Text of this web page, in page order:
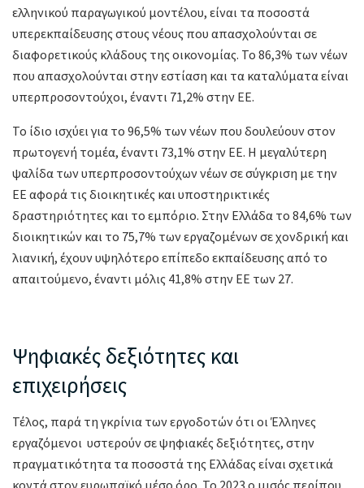
ελληνικού παραγωγικού μοντέλου, είναι τα ποσοστά
υπερεκπαίδευσης στους νέους που απασχολούνται σε
διαφορετικούς κλάδους της οικονομίας. Το 86,3% των νέων
που απασχολούνται στην εστίαση και τα καταλύματα είναι
υπερπροσοντούχοι, έναντι 71,2% στην ΕΕ.
Το ίδιο ισχύει για το 96,5% των νέων που δουλεύουν στον
πρωτογενή τομέα, έναντι 73,1% στην ΕΕ. Η μεγαλύτερη
ψαλίδα των υπερπροσοντούχων νέων σε σύγκριση με την
ΕΕ αφορά τις διοικητικές και υποστηρικτικές
δραστηριότητες και το εμπόριο. Στην Ελλάδα το 84,6% των
διοικητικών και το 75,7% των εργαζομένων σε χονδρική και
λιανική, έχουν υψηλότερο επίπεδο εκπαίδευσης από το
απαιτούμενο, έναντι μόλις 41,8% στην ΕΕ των 27.
Ψηφιακές δεξιότητες και
επιχειρήσεις
Τέλος, παρά τη γκρίνια των εργοδοτών ότι οι Έλληνες
εργαζόμενοι υστερούν σε ψηφιακές δεξιότητες, στην
πραγματικότητα τα ποσοστά της Ελλάδας είναι σχετικά
κοντά στον ευρωπαϊκό μέσο όρο. Το 2023 ο μισός περίπου